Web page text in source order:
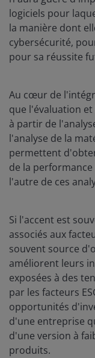
logiciels pour
la manière dont
cybersécurité,
pour sa réussite
Au cœur de
que l'évaluation
à partir de
l'analyse de la
permettent
de la
l'autre de ces
Si l'accent est
associés aux
souvent source
améliorent leurs
exposées à des
par les facteurs
opportunités
d'une entreprise
d'une version à
produits.